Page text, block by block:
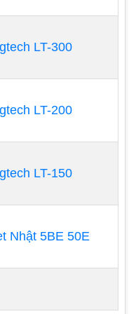
cần phải được
điều nên lưu ý khi
cần phải được cấp
để có thể hoạt
LT-300
LT-200
LT-150
Nhật 5BE 50E